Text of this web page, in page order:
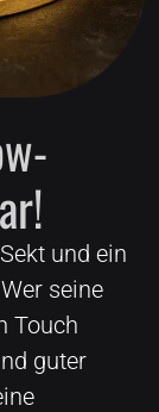
und ein
seine
Touch
guter